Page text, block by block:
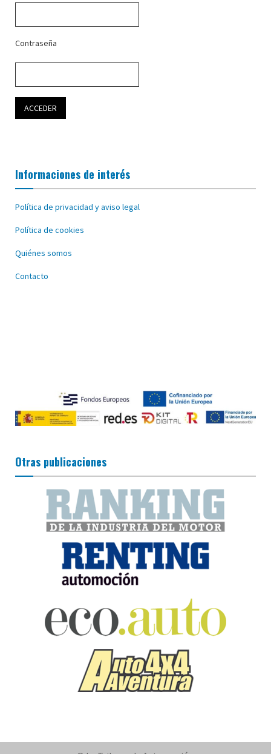
Contraseña
Informaciones de interés
Política de privacidad y aviso legal
Política de cookies
Quiénes somos
Contacto
Otras publicaciones